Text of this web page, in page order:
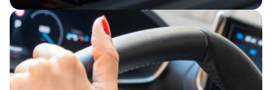
Lire l'article